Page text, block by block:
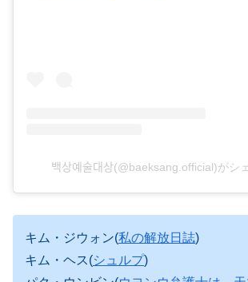
백상예술대상(@baeksang.official)が
キム・ジウォン(私の解放日誌)
キム・ヘス(シュルプ)